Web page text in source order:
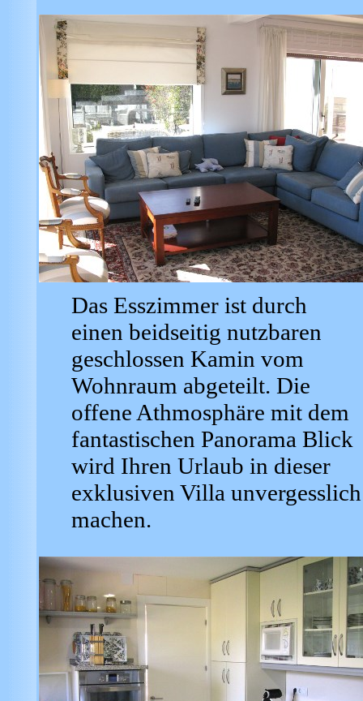
Das Esszimmer ist durch
einen beidseitig nutzbaren
geschlossen Kamin vom
Wohnraum abgeteilt. Die
offene Athmosphäre mit dem
fantastischen Panorama Blick
wird Ihren Urlaub in dieser
exklusiven Villa unvergesslich
machen.